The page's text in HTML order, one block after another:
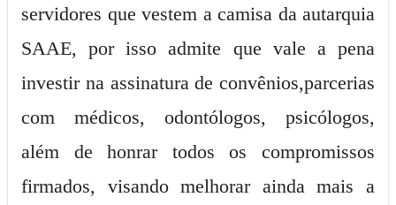
servidores que vestem a camisa da autarquia
SAAE, por isso admite que vale a pena
investir na assinatura de convênios,parcerias
com médicos, odontólogos, psicólogos,
além de honrar todos os compromissos
firmados, visando melhorar ainda mais a